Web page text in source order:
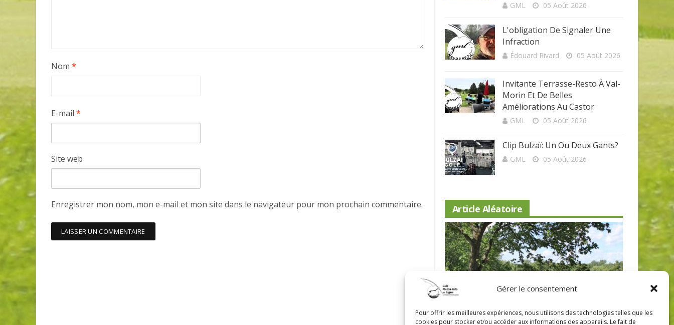
Gérer le consentement
Pour offrir les meilleures expériences, nous utilisons des technologies telles que les
cookies pour stocker et/ou accéder aux informations des appareils. Le fait de
Nom *
E-mail *
Site web
Enregistrer mon nom, mon e-mail et mon site dans le navigateur pour mon prochain commentaire.
GML 05 Août 2026
L'obligation De Signaler Une
Infraction
Édouard Rivard 05 Août 2026
Invitante Terrasse-Resto À Val-
Morin Et De Belles
Améliorations Au Castor
GML 05 Août 2026
Clip Bulzaï: Un Ou Deux Gants?
GML 05 Août 2026
Article Aléatoire
Beaconsfield renoue avec son look